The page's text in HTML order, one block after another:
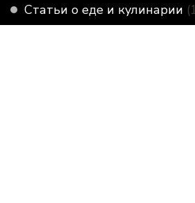
Статьи о еде и кулинарии